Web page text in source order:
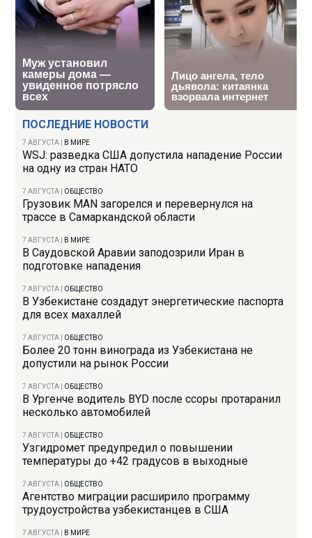
ПОСЛЕДНИЕ НОВОСТИ
7 АВГУСТА В МИРЕ
WSJ: разведка США допустила нападение России
на одну из стран НАТО
7 АВГУСТА ОБЩЕСТВО
Грузовик MAN загорелся и перевернулся на
трассе в Самаркандской области
7 АВГУСТА В МИРЕ
В Саудовской Аравии заподозрили Иран в
подготовке нападения
7 АВГУСТА ОБЩЕСТВО
В Узбекистане создадут энергетические паспорта
для всех махаллей
7 АВГУСТА ОБЩЕСТВО
Более 20 тонн винограда из Узбекистана не
допустили на рынок России
7 АВГУСТА ОБЩЕСТВО
В Ургенче водитель BYD после ссоры протаранил
несколько автомобилей
7 АВГУСТА ОБЩЕСТВО
Узгидромет предупредил о повышении
температуры до +42 градусов в выходные
7 АВГУСТА ОБЩЕСТВО
Агентство миграции расширило программу
трудоустройства узбекистанцев в США
7 АВГУСТА В МИРЕ